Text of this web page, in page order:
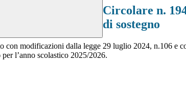
Circolare n.
di sostegno
modificazioni dalla legge 29 luglio 2024, n.106 e
l’anno scolastico 2025/2026.